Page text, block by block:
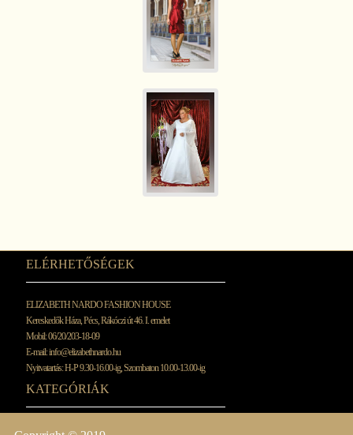
ELÉRHETŐSÉGEK
ELIZABETH NARDO FASHION HOUSE
Kereskedők Háza, Pécs, Rákóczi út 46. I. emelet
Mobil: 06/20/203-18-09
E-mail:info@elizabethnardo.hu
Nyitvatartás: H-P 9.30-16.00-ig, Szombaton 10.00-13.00-ig
KATEGÓRIÁK